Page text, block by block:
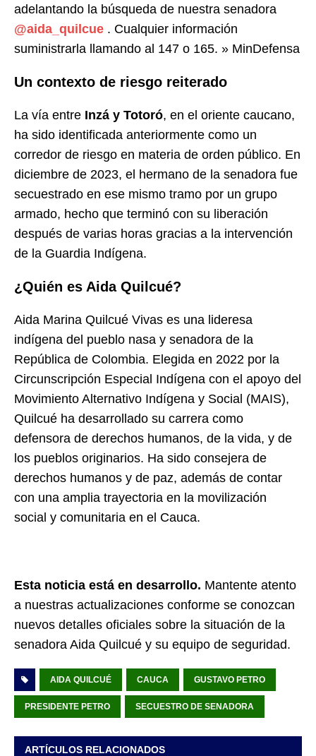
adelantando la búsqueda de nuestra senadora
@aida_quilcue . Cualquier información
suministrarla llamando al 147 o 165. » MinDefensa
Un contexto de riesgo reiterado
La vía entre Inzá y Totoró, en el oriente caucano,
ha sido identificada anteriormente como un
corredor de riesgo en materia de orden público. En
diciembre de 2023, el hermano de la senadora fue
secuestrado en ese mismo tramo por un grupo
armado, hecho que terminó con su liberación
después de varias horas gracias a la intervención
de la Guardia Indígena.
¿Quién es Aida Quilcué?
Aida Marina Quilcué Vivas es una lideresa
indígena del pueblo nasa y senadora de la
República de Colombia. Elegida en 2022 por la
Circunscripción Especial Indígena con el apoyo del
Movimiento Alternativo Indígena y Social (MAIS),
Quilcué ha desarrollado su carrera como
defensora de derechos humanos, de la vida, y de
los pueblos originarios. Ha sido consejera de
derechos humanos y de paz, además de contar
con una amplia trayectoria en la movilización
social y comunitaria en el Cauca.
Esta noticia está en desarrollo. Mantente atento
a nuestras actualizaciones conforme se conozcan
nuevos detalles oficiales sobre la situación de la
senadora Aida Quilcué y su equipo de seguridad.
AIDA QUILCUÉ CAUCA GUSTAVO PETRO
PRESIDENTE PETRO SECUESTRO DE SENADORA
ARTÍCULOS RELACIONADOS